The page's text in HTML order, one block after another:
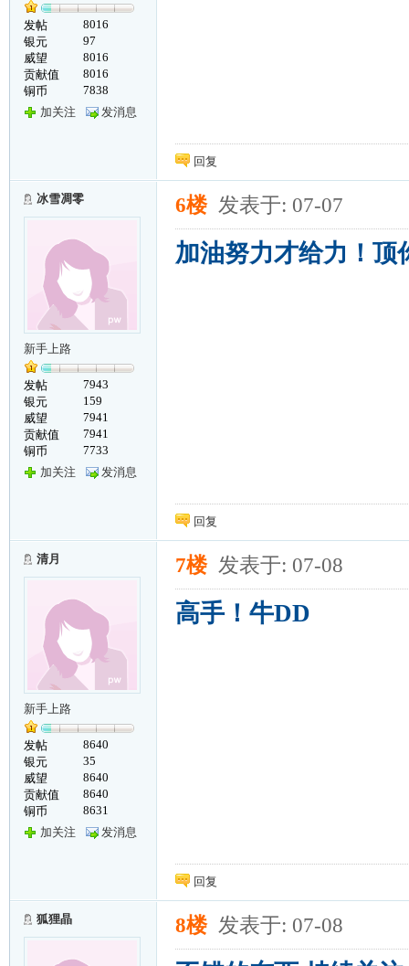
发帖
8016
银元
97
威望
8016
贡献值
8016
铜币
7838
加关注
发消息
回复
冰雪凋零
新手上路
发帖
7943
银元
159
威望
7941
贡献值
7941
铜币
7733
加关注
发消息
6楼 发表于: 07-07
加油努力才给力！顶
回复
清月
新手上路
发帖
8640
银元
35
威望
8640
贡献值
8640
铜币
8631
加关注
发消息
7楼 发表于: 07-08
高手！牛DD
回复
狐狸晶 8楼 发表于: 07-08